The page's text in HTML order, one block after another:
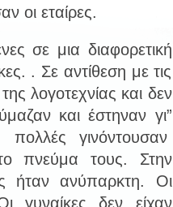
οι εταίρες.
σε μια διαφορετική
. Σε αντίθεση με τις
λογοτεχνίας και δεν
και έστηναν γι”
γινόντουσαν
πνεύμα τους. Στην
ήταν ανύπαρκτη. Οι
γυναίκες δεν είχαν